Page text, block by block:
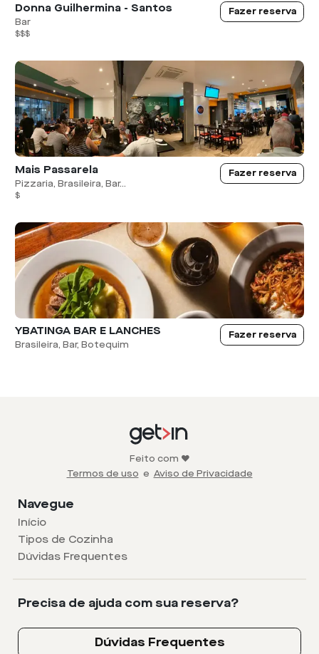
Donna Guilhermina - Santos
Bar
$$$
Fazer reserva
Mais Passarela
Pizzaria, Brasileira, Bar...
$
Fazer reserva
YBATINGA BAR E LANCHES
Brasileira, Bar, Botequim
Fazer reserva
Feito com ❤️
Termos de uso e Aviso de Privacidade
Navegue
Início
Tipos de Cozinha
Dúvidas Frequentes
Precisa de ajuda com sua reserva?
Dúvidas Frequentes